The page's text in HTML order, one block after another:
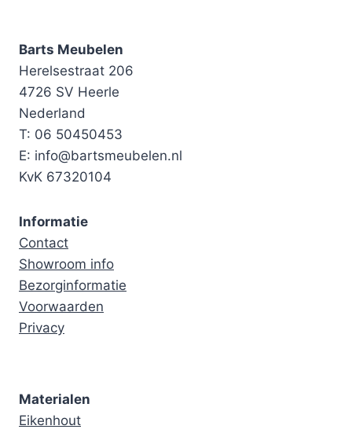
Barts Meubelen
Herelsestraat 206
4726 SV Heerle
Nederland
T: 06 50450453
E: info@bartsmeubelen.nl
KvK 67320104
Informatie
Contact
Showroom info
Bezorginformatie
Voorwaarden
Privacy
Materialen
Eikenhout